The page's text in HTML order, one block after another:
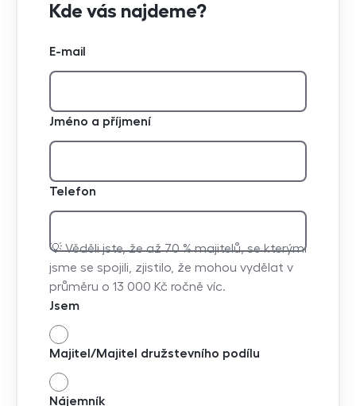
Kde vás najdeme?
E-mail
Jméno a příjmení
Telefon
💡 Věděli jste, že až 70 % majitelů, se kterými
jsme se spojili, zjistilo, že mohou vydělat v
průměru o 13 000 Kč ročně víc.
Jsem
Majitel/Majitel družstevního podílu
Nájemník